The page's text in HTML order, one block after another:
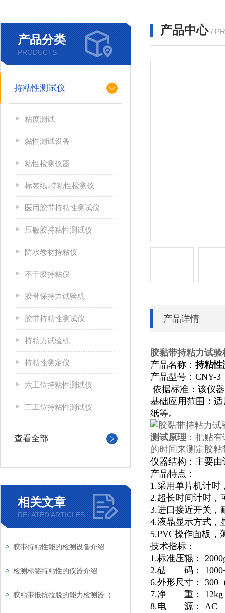
产品分类
PRODUCTS
持粘性测试仪
粘度测试
黏性测试设备
粘性检测仪器
标签纸.持粘性检测仪
医用胶带持粘性测试仪
压敏胶持粘性测试仪
防水卷材持粘仪
不干胶持粘仪
胶带保持力试验机
胶带持粘性测试仪
持粘力试验机
持粘性测定仪
六工位持粘性测试仪
三工位持粘性测试仪
查看全部
相关文章
RELATED ARTICLES
胶带持粘性能的检测设备介绍
检测标签持粘性的仪器介绍
产品中心 /
产品详情
胶黏带持粘力试验
产品名称： 持粘性
产品型号：CNY-3
依据标准：该仪
基础应用范围 ：
纸等。
测试原理 ：把贴
的时间来测定胶
仪器结构：主要
产品特点：
1.采用单片机计时
2.超长时间计时，
3.进口接近开关，
4.液晶显示方式，
5.PVC操作面板，
技术指标：
1.标准压辊：
2.砝 码： 1000
6.外形尺寸： 300
7.净 重： 12kg
8.电 源： AC